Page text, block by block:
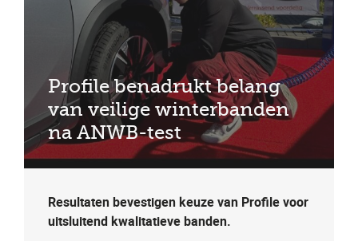
Profile benadrukt belang
van veilige winterbanden
na ANWB-test
Resultaten bevestigen keuze van Profile voor
uitsluitend kwalitatieve banden.